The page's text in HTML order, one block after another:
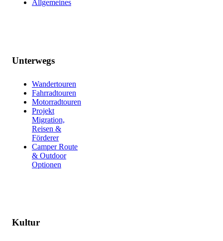
Allgemeines
Unterwegs
Wandertouren
Fahrradtouren
Motorradtouren
Projekt
Migration,
Reisen &
Förderer
Camper Route
& Outdoor
Optionen
Kultur